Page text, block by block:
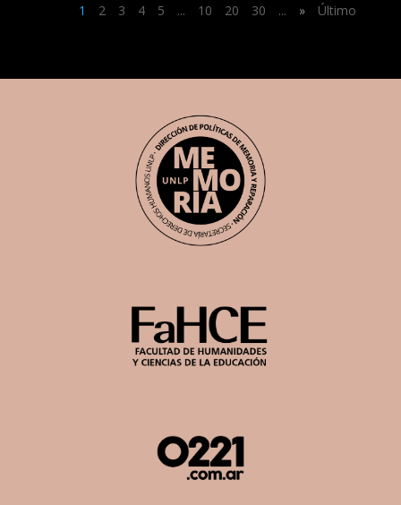
1 2 3 4 5 ... 10 20 30 ... » Último